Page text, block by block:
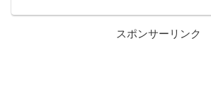
スポンサーリンク